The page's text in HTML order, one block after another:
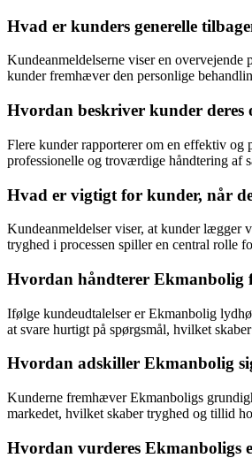
Hvad er kunders generelle
Kundeanmeldelserne viser en
kunder fremhæver den personlige
Hvordan beskriver kunder deres
Flere kunder rapporterer om en effektiv
professionelle og troværdige håndtering af
Hvad er vigtigt for kunder, når
Kundeanmeldelser viser, at kunder lægger
tryghed i processen spiller en central rolle
Hvordan håndterer Ekmanbolig
Ifølge kundeudtalelser er Ekmanbolig
at svare hurtigt på spørgsmål, hvilket
Hvordan adskiller Ekmanbolig
Kunderne fremhæver Ekmanboligs
markedet, hvilket skaber tryghed og tillid
Hvordan vurderes Ekmanboligs